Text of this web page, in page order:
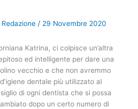
Redazione / 29 Novembre 2020
Katrina, ci colpisce un’altra
ed intelligente per dare una
vecchio e che non avremmo
dentale più utilizzato al
di ogni dentista che si possa
dopo un certo numero di